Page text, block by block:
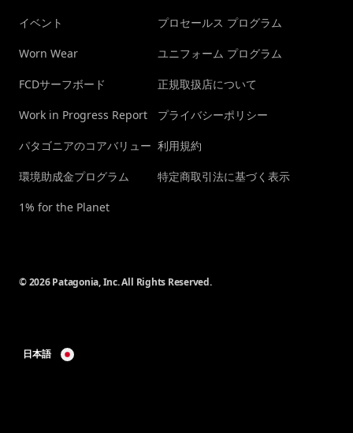
イベント
Worn Wear
FCDサーフボード
Work in Progress Report
パタゴニアのコアバリュー
環境助成金プログラム
1% for the Planet
プロセールス プログラム
ユニフォーム プログラム
正規取扱店について
プライバシーポリシー
利用規約
特定商取引法に基づく表示
© 2026 Patagonia, Inc. All Rights Reserved.
日本語